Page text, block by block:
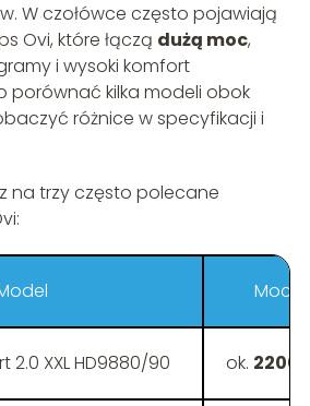
W czołówce często pojawiają
Ovi, które łączą dużą moc,
i wysoki komfort
porównać kilka modeli obok
różnice w specyfikacji i
na trzy często polecane
Moc
2.0 XXL HD9880/90 ok. 2200